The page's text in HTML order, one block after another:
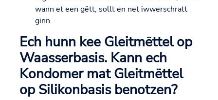
wann et een gëtt, sollt en net iwwerschratt
ginn.
Ech hunn kee Gleitmëttel op
Waasserbasis. Kann ech
Kondomer mat Gleitmëttel
op Silikonbasis benotzen?